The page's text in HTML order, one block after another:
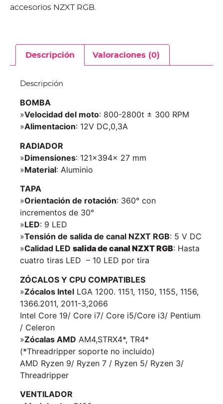
accesorios NZXT RGB.
Descripción Valoraciones (0)
Descripción
BOMBA
»Velocidad del moto: 800-2800t ± 300 RPM
»Alimentacion: 12V DC,0,3A
RADIADOR
»Dimensiones: 121x394x 27 mm
»Material: Aluminio
TAPA
»Orientación de rotación: 360° con
incrementos de 30°
»LED: 9 LED
»Tensión de salida de canal NZXT RGB: 5 V DC
»Calidad LED salida de canal NZXT RGB: Hasta
cuatro tiras LED – 10 LED por tira
ZÓCALOS Y CPU COMPATIBLES
»Zócalos Intel LGA 1200. 1151, 1150, 1155, 1156,
1366.2011, 2011-3,2066
Intel Core 19/ Core i7/ Core i5/Core i3/ Pentium
/ Celeron
»Zócalas AMD AM4,STRX4*, TR4*
(*Threadripper soporte no incluido)
AMD Ryzen 9/ Ryzen 7 / Ryzen 5/ Ryzen 3/
Threadripper
VENTILADOR